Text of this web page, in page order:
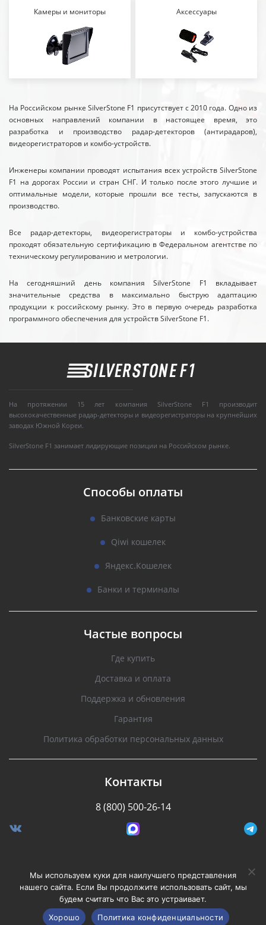
Камеры и мониторы Аксессуары
На Российском рынке SilverStone F1 присутствует с 2010 года. Одно из
основных направлений компании в настоящее время, это
разработка и производство радар-детекторов (антирадаров),
видеорегистраторов и комбо-устройств.
Инженеры компании проводят испытания всех устройств SilverStone
F1 на дорогах России и стран СНГ. И только после этого лучшие и
оптимальные модели, которые прошли все тесты, запускаются в
производство.
Все радар-детекторы, видеорегистраторы и комбо-устройства
проходят обязательную сертификацию в Федеральном агентстве по
техническому регулированию и метрологии.
На сегодняшний день компания SilverStone F1 вкладывает
значительные средства в максимально быструю адаптацию
продукции к российскому рынку. Это в первую очередь разработка
программного обеспечения для устройств SilverStone F1.
На протяжении 15 лет компания SilverStone F1 производит
высококачественные радар-детекторы и видеорегистраторы на крупнейших
заводах Южной Кореи.
SilverStone F1 занимает лидирующие позиции на Российском рынке.
Способы оплаты
Банковские карты
Qiwi кошелек
Яндекс.Кошелек
Банки и терминалы
Частые вопросы
Где купить
Доставка и оплата
Поддержка и обновления
Гарантия
Политика обработки персональных данных
Контакты
8 (800) 500-26-14
Разработано Stormcorp
Copyright © 2008-2020, Silverstone F1. Все права
защищены.
Мы используем куки для наилучшего представления
нашего сайта. Если Вы продолжите использовать сайт, мы
будем считать что Вас это устраивает.
Хорошо
Политика конфиденциальности